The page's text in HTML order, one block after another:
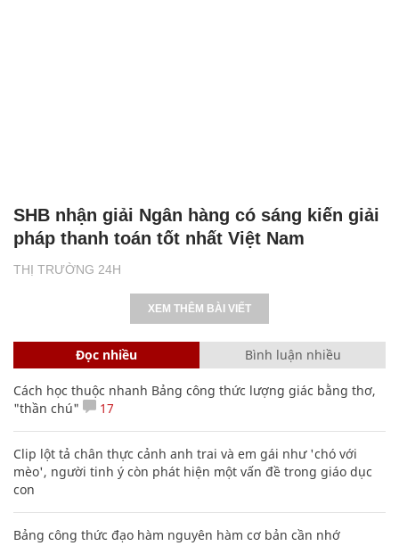
THỊ TRƯỜNG 24H
SHB nhận giải Ngân hàng có sáng kiến giải
pháp thanh toán tốt nhất Việt Nam
XEM THÊM BÀI VIẾT
Đọc nhiều Bình luận nhiều
Cách học thuộc nhanh Bảng công thức lượng giác bằng thơ,
"thần chú"
17
Clip lột tả chân thực cảnh anh trai và em gái như 'chó với
mèo', người tinh ý còn phát hiện một vấn đề trong giáo dục
con
Bảng công thức đạo hàm nguyên hàm cơ bản cần nhớ